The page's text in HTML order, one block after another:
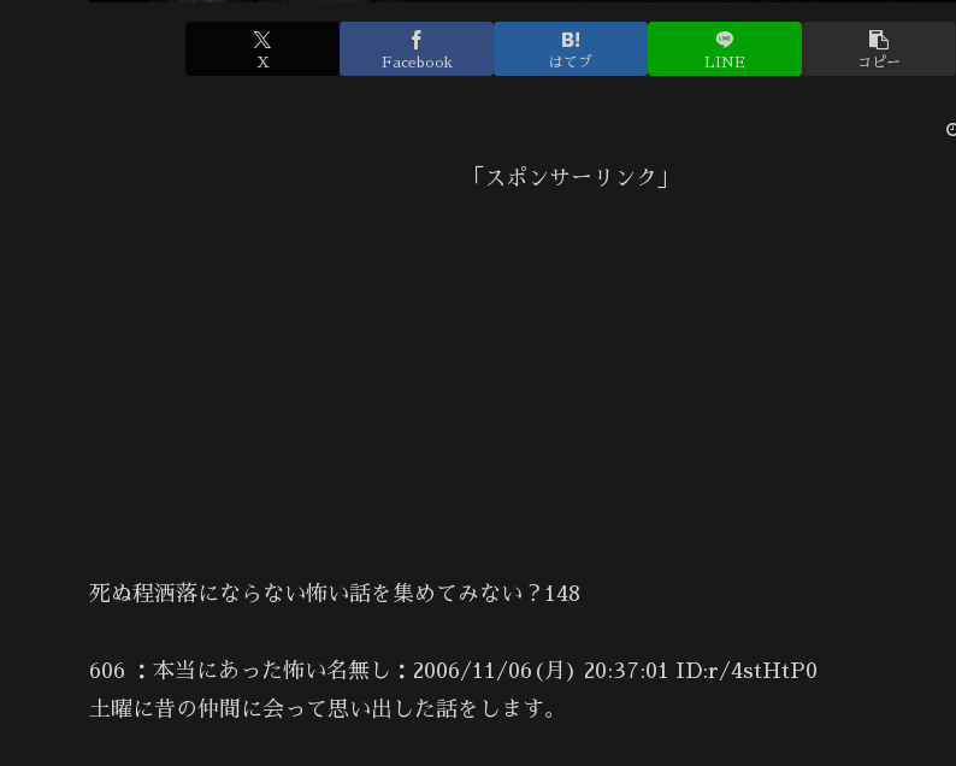
X Facebook はてブ LINE コピー
「スポンサーリンク」
死ぬ程洒落にならない怖い話を集めてみない？148
606 ：本当にあった怖い名無し：2006/11/06(月) 20:37:01 ID:r/4stHtP0
土曜に昔の仲間に会って思い出した話をします。